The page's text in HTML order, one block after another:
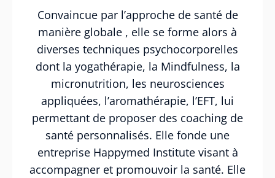
Convaincue par l’approche de santé de
manière globale , elle se forme alors à
diverses techniques psychocorporelles
dont la yogathérapie, la Mindfulness, la
micronutrition, les neurosciences
appliquées, l’aromathérapie, l’EFT, lui
permettant de proposer des coaching de
santé personnalisés. Elle fonde une
entreprise Happymed Institute visant à
accompagner et promouvoir la santé. Elle